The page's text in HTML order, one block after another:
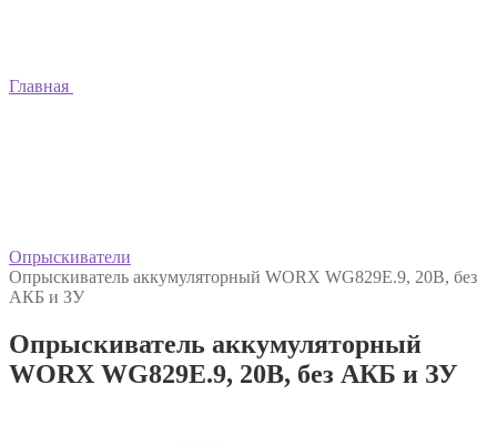
Главная
Опрыскиватели
Опрыскиватель аккумуляторный WORX WG829E.9, 20В, без
АКБ и ЗУ
Опрыскиватель аккумуляторный
WORX WG829E.9, 20В, без АКБ и ЗУ